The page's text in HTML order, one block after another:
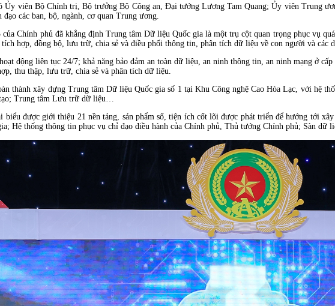
Ủy viên Bộ Chính trị, Bộ trưởng Bộ Công an, Đại tướng Lương Tam Quang; Ủy viên Trung
các ban, bộ, ngành, cơ quan Trung ương.
Chính phủ đã khẳng định Trung tâm Dữ liệu Quốc gia là một trụ cột quan trọng phục vụ
hợp, đồng bộ, lưu trữ, chia sẻ và điều phối thông tin, phân tích dữ liệu về con người và các
động liên tục 24/7; khả năng bảo đảm an toàn dữ liệu, an ninh thông tin, an ninh mạng ở
thu thập, lưu trữ, chia sẻ và phân tích dữ liệu.
thành xây dựng Trung tâm Dữ liệu Quốc gia số 1 tại Khu Công nghệ Cao Hòa Lạc, với hệ
Trung tâm Lưu trữ dữ liệu…
được giới thiệu 21 nền tảng, sản phẩm số, tiện ích cốt lõi được phát triển để hướng tới
Hệ thống thông tin phục vụ chỉ đạo điều hành của Chính phủ, Thủ tướng Chính phủ; Sàn dữ